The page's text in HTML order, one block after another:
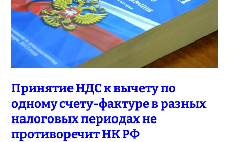
Принятие НДС к вычету по
одному счету-фактуре в разных
налоговых периодах не
противоречит НК РФ